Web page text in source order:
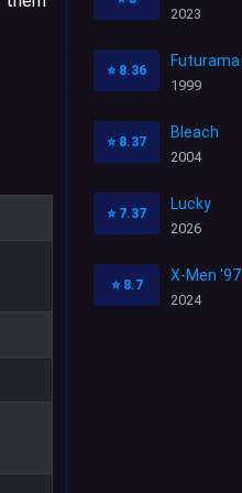
2023
⭐ 8.36
Futurama
1999
⭐ 8.37
Bleach
2004
⭐ 7.37
Lucky
2026
⭐ 8.7
X-Men '97
2024